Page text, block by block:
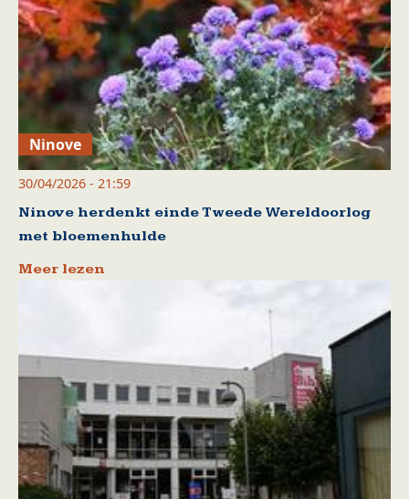
Ninove
30/04/2026 - 21:59
Ninove herdenkt einde Tweede Wereldoorlog
met bloemenhulde
Meer lezen